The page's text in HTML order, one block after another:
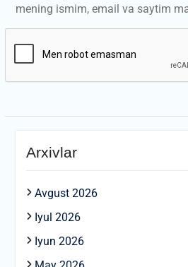
mening ismim, email va saytim
Arxivlar
Avgust 2026
Iyul 2026
Iyun 2026